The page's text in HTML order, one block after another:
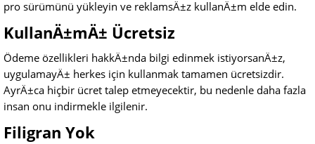
pro sürümünü yükleyin ve reklamsÄ±z kullanÄ±m elde edin.
KullanÄ±mÄ± Ücretsiz
Ödeme özellikleri hakkÄ±nda bilgi edinmek istiyorsanÄ±z,
uygulamayÄ± herkes için kullanmak tamamen ücretsizdir.
AyrÄ±ca hiçbir ücret talep etmeyecektir, bu nedenle daha fazla
insan onu indirmekle ilgilenir.
Filigran Yok